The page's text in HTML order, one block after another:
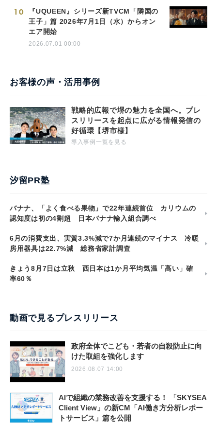
10
『UQUEEN』シリーズ新TVCM「隣国の
王子」篇 2026年7月1日（水）からオン
エア開始
2026.07.01 00:00
お客様の声・活用事例
戦略的広報で堺の魅力を全国へ。プレ
スリリースを起点に広がる情報発信の
好循環【堺市様】
導入事例一覧を見る
汐留PR塾
バナナ、「よく食べる果物」で22年連続首位 カリウムの
認知度は初の4割超 日本バナナ輸入組合調べ
6月の消費支出、実質3.3%減で7か月連続のマイナス 冷暖
房用器具は22.7%減 総務省家計調査
きょう8月7日は立秋 西日本は1か月平均気温「高い」確
率60％
動画で見るプレスリリース
政府全体でこども・若者の自殺防止に向
けた取組を強化します
2026.08.07 14:00
AIで組織の業務改善を支援する！ 「SKYSEA
Client View」の新CM「AI働き方分析レポー
トサービス」篇を公開